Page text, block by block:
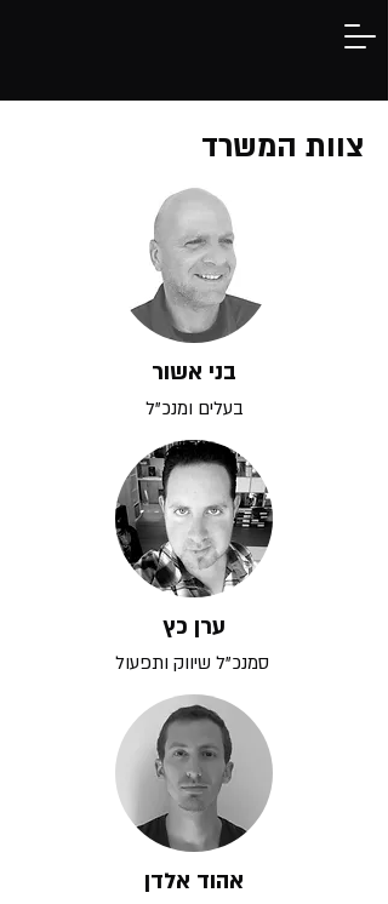
צוות המשרד
בני אשור
בעלים ומנכ"ל
ערן כץ
סמנכ"ל שיווק ותפעול
אהוד אלדן